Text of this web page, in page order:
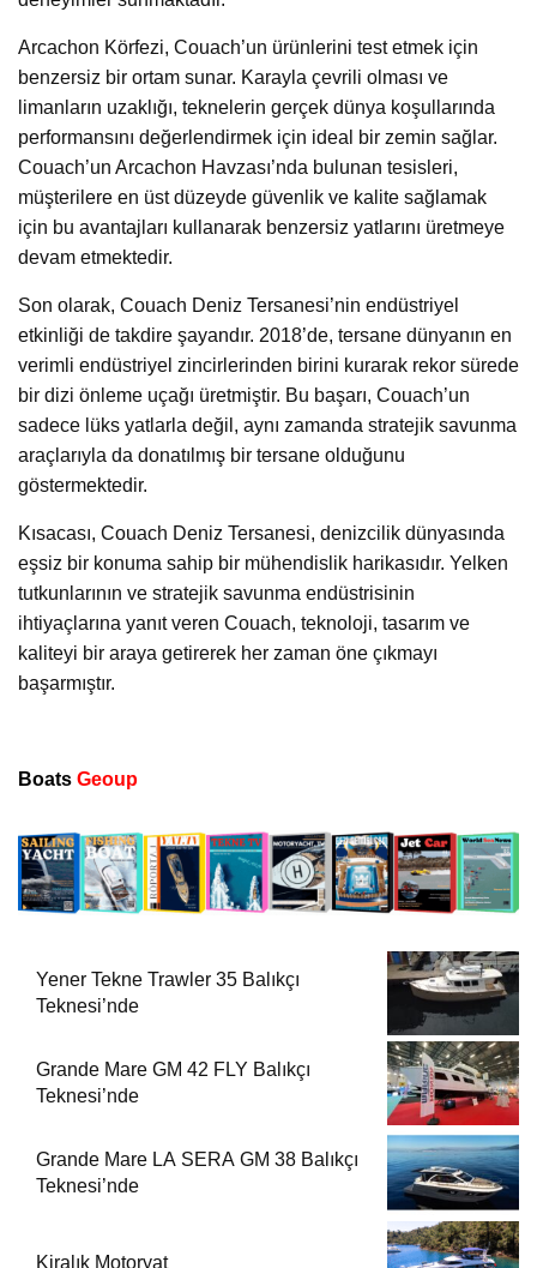
Arcachon Körfezi, Couach’un ürünlerini test etmek için
benzersiz bir ortam sunar. Karayla çevrili olması ve
limanların uzaklığı, teknelerin gerçek dünya koşullarında
performansını değerlendirmek için ideal bir zemin sağlar.
Couach’un Arcachon Havzası’nda bulunan tesisleri,
müşterilere en üst düzeyde güvenlik ve kalite sağlamak
için bu avantajları kullanarak benzersiz yatlarını üretmeye
devam etmektedir.
Son olarak, Couach Deniz Tersanesi’nin endüstriyel
etkinliği de takdire şayandır. 2018’de, tersane dünyanın en
verimli endüstriyel zincirlerinden birini kurarak rekor sürede
bir dizi önleme uçağı üretmiştir. Bu başarı, Couach’un
sadece lüks yatlarla değil, aynı zamanda stratejik savunma
araçlarıyla da donatılmış bir tersane olduğunu
göstermektedir.
Kısacası, Couach Deniz Tersanesi, denizcilik dünyasında
eşsiz bir konuma sahip bir mühendislik harikasıdır. Yelken
tutkunlarının ve stratejik savunma endüstrisinin
ihtiyaçlarına yanıt veren Couach, teknoloji, tasarım ve
kaliteyi bir araya getirerek her zaman öne çıkmayı
başarmıştır.
Boats Geoup
Yener Tekne Trawler 35 Balıkçı
Teknesi’nde
Grande Mare GM 42 FLY Balıkçı
Teknesi’nde
Grande Mare LA SERA GM 38 Balıkçı
Teknesi’nde
Kiralık Motoryat